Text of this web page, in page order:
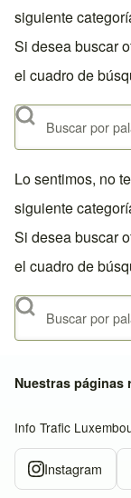
siguiente
Si desea buscar
el cuadro de
Buscar
Lo sentimos, no
siguiente
Si desea buscar
el cuadro de
Buscar
Nuestras páginas
Info Trafic
Instagram